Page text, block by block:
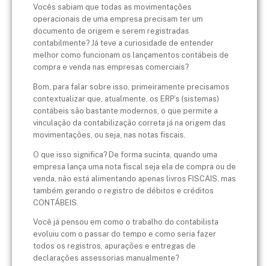
Vocês sabiam que todas as movimentações
operacionais de uma empresa precisam ter um
documento de origem e serem registradas
contabilmente? Já teve a curiosidade de entender
melhor como funcionam os lançamentos contábeis de
compra e venda nas empresas comerciais?
Bom, para falar sobre isso, primeiramente precisamos
contextualizar que, atualmente, os ERP’s (sistemas)
contábeis são bastante modernos, o que permite a
vinculação da contabilização correta já na origem das
movimentações, ou seja, nas notas fiscais.
O que isso significa? De forma sucinta, quando uma
empresa lança uma nota fiscal seja ela de compra ou de
venda, não está alimentando apenas livros FISCAIS, mas
também gerando o registro de débitos e créditos
CONTÁBEIS.
Você já pensou em como o trabalho do contabilista
evoluiu com o passar do tempo e como seria fazer
todos os registros, apurações e entregas de
declarações assessorias manualmente?